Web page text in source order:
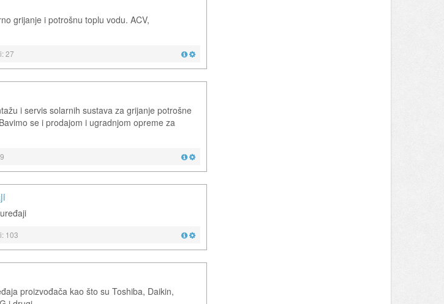
grijanje i potrošnu toplu vodu. ACV,
27
i servis solarnih sustava za grijanje potrošne
se i prodajom i ugradnjom opreme za
103
proizvođača kao što su Toshiba, Daikin,